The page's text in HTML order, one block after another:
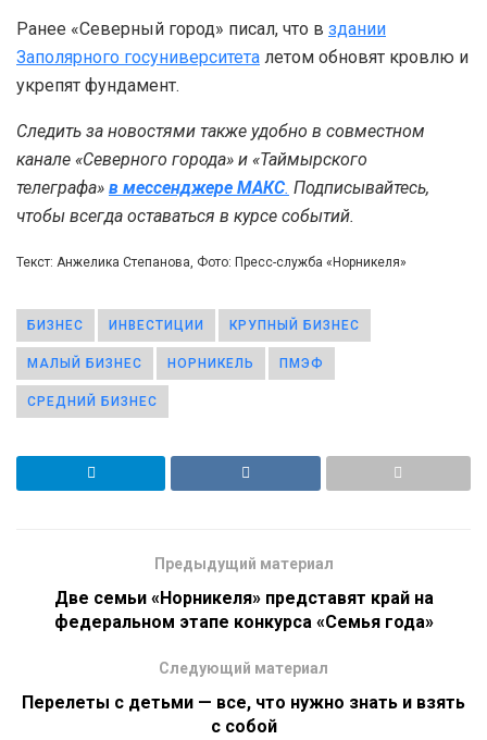
Ранее «Северный город» писал, что в здании
Заполярного госуниверситета летом обновят кровлю и
укрепят фундамент.
Следить за новостями также удобно в совместном
канале «Северного города» и «Таймырского
телеграфа» в мессенджере MAКС. Подписывайтесь,
чтобы всегда оставаться в курсе событий.
Текст: Анжелика Степанова, Фото: Пресс-служба «Норникеля»
БИЗНЕС ИНВЕСТИЦИИ КРУПНЫЙ БИЗНЕС
МАЛЫЙ БИЗНЕС НОРНИКЕЛЬ ПМЭФ
СРЕДНИЙ БИЗНЕС
Предыдущий материал
Две семьи «Норникеля» представят край на
федеральном этапе конкурса «Семья года»
Следующий материал
Перелеты с детьми — все, что нужно знать и взять
с собой